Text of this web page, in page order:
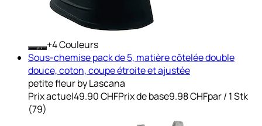
+ Couleurs
Sous-chemise pack de 5, matière côtelée double
douce, coton, coupe étroite et ajustée
petite fleur by Lascana
Prix actuel49.90 CHFPrix de base9.98 CHFpar/ 1 Stk
(79)